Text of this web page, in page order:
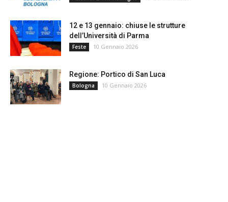
12 e 13 gennaio: chiuse le strutture
dell’Università di Parma
Feste 10 Gennaio 2026
Regione: Portico di San Luca
Bologna 10 Gennaio 2026